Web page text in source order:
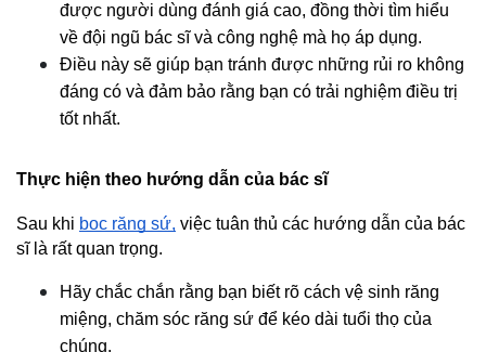
được người dùng đánh giá cao, đồng thời tìm hiểu
về đội ngũ bác sĩ và công nghệ mà họ áp dụng.
Điều này sẽ giúp bạn tránh được những rủi ro không
đáng có và đảm bảo rằng bạn có trải nghiệm điều trị
tốt nhất.
Thực hiện theo hướng dẫn của bác sĩ
Sau khi bọc răng sứ, việc tuân thủ các hướng dẫn của bác
sĩ là rất quan trọng.
Hãy chắc chắn rằng bạn biết rõ cách vệ sinh răng
miệng, chăm sóc răng sứ để kéo dài tuổi thọ của
chúng.